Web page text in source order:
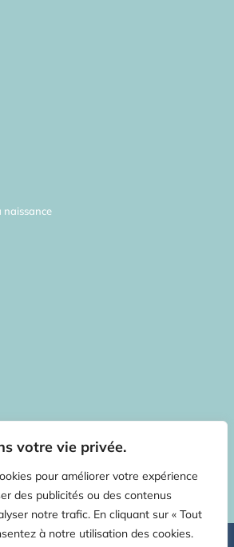
votre vie privée.
pour améliorer votre expérience
des publicités ou des contenus
notre trafic. En cliquant sur « Tout
à notre utilisation des cookies.
naissance
– Tous droits réservés | Centre de médecines